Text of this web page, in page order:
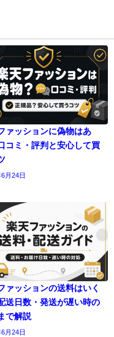
ァッションに偽物はあ
コミ・評判と安心して買
月24日
ァッションの送料はいく
送日数・発送が遅い時の
で解説
月24日